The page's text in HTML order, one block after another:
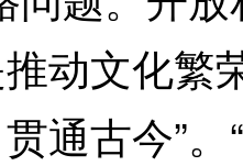
动文化繁
通古今”